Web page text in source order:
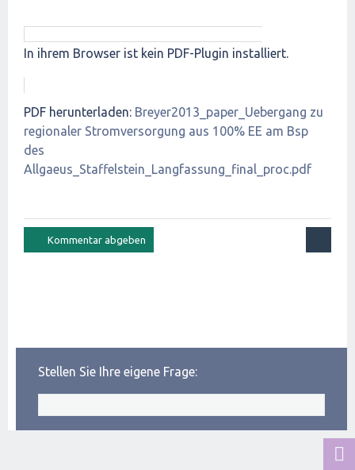
In ihrem Browser ist kein PDF-Plugin installiert.
PDF herunterladen: Breyer2013_paper_Uebergang zu
regionaler Stromversorgung aus 100% EE am Bsp
des
Allgaeus_Staffelstein_Langfassung_final_proc.pdf
Stellen Sie Ihre eigene Frage: